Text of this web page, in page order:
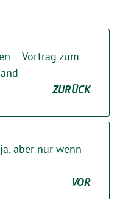
– Vortrag zum
ZURÜCK
aber nur wenn
VOR